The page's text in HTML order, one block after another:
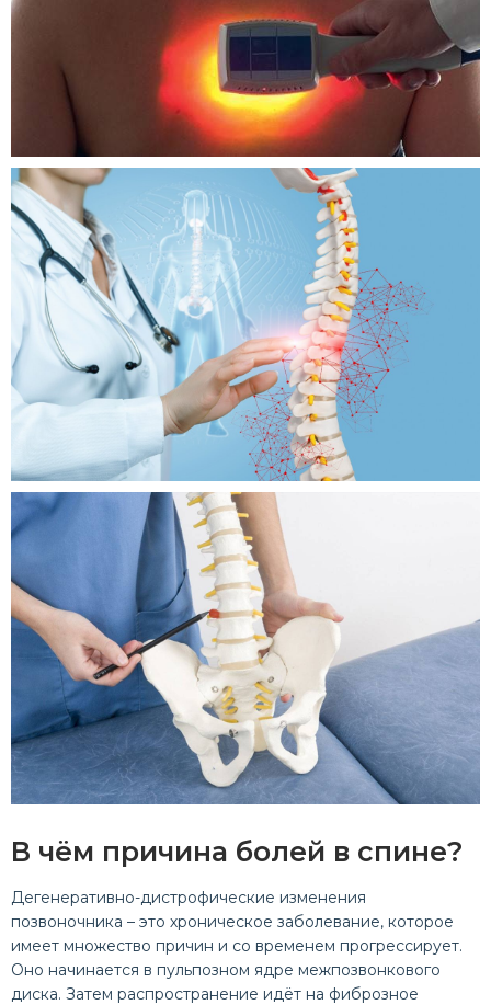
В чём причина болей в спине?
Дегенеративно-дистрофические изменения
позвоночника – это хроническое заболевание, которое
имеет множество причин и со временем прогрессирует.
Оно начинается в пульпозном ядре межпозвонкового
диска. Затем распространение идёт на фиброзное